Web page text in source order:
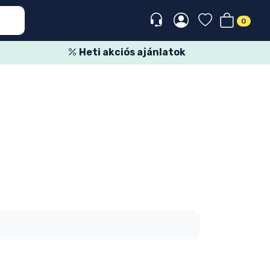
0
Heti akciós ajánlatok